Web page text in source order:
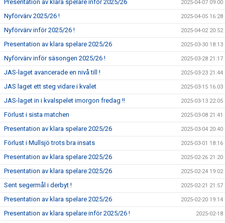
Presentation av klara spelare inför 2025/26 2025-04-07 09:00
Nyförvärv 2025/26 ! 2025-04-05 16:28
Nyförvärv inför 2025/26 ! 2025-04-02 20:52
Presentation av klara spelare 2025/26 2025-03-30 18:13
Nyförvärv inför säsongen 2025/26 ! 2025-03-28 21:17
JAS-laget avancerade en nivå till ! 2025-03-23 21:44
JAS laget ett steg vidare i kvalet 2025-03-15 16:03
JAS-laget in i kvalspelet imorgon fredag !! 2025-03-13 22:05
Förlust i sista matchen 2025-03-08 21:41
Presentation av klara spelare 2025/26 2025-03-04 20:40
Förlust i Mullsjö trots bra insats 2025-03-01 18:16
Presentation av klara spelare 2025/26 2025-02-26 21:20
Presentation av klara spelare 2025/26 2025-02-24 19:02
Sent segermål i derbyt ! 2025-02-21 21:57
Presentation av klara spelare 2025/26 2025-02-20 19:14
Presentation av klara spelare inför 2025/26 ! 2025-02-18